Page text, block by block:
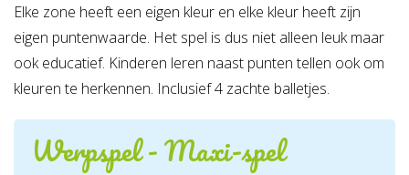
Elke zone heeft een eigen kleur en elke kleur heeft zijn
eigen puntenwaarde. Het spel is dus niet alleen leuk maar
ook educatief. Kinderen leren naast punten tellen ook om
kleuren te herkennen. Inclusief 4 zachte balletjes.
Werpspel - Maxi-spel